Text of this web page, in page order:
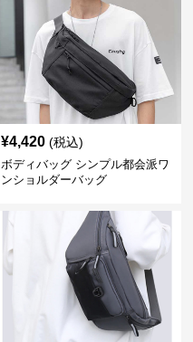
¥4,420 (税込)
ボディバッグ シンプル都会派ワ
ンショルダーバッグ